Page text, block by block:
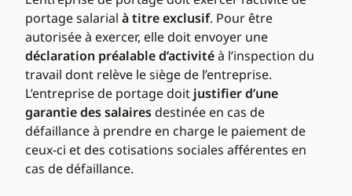
portage salarial à titre exclusif. Pour être
autorisée à exercer, elle doit envoyer une
déclaration préalable d’activitéà l’inspection du
travail dont relève le siège de l’entreprise.
L’entreprise de portage doit justifier d’une
garantie des salairesdestinée en cas de
défaillance à prendre en charge le paiement de
ceux-ci et des cotisations sociales afférentes en
cas de défaillance.